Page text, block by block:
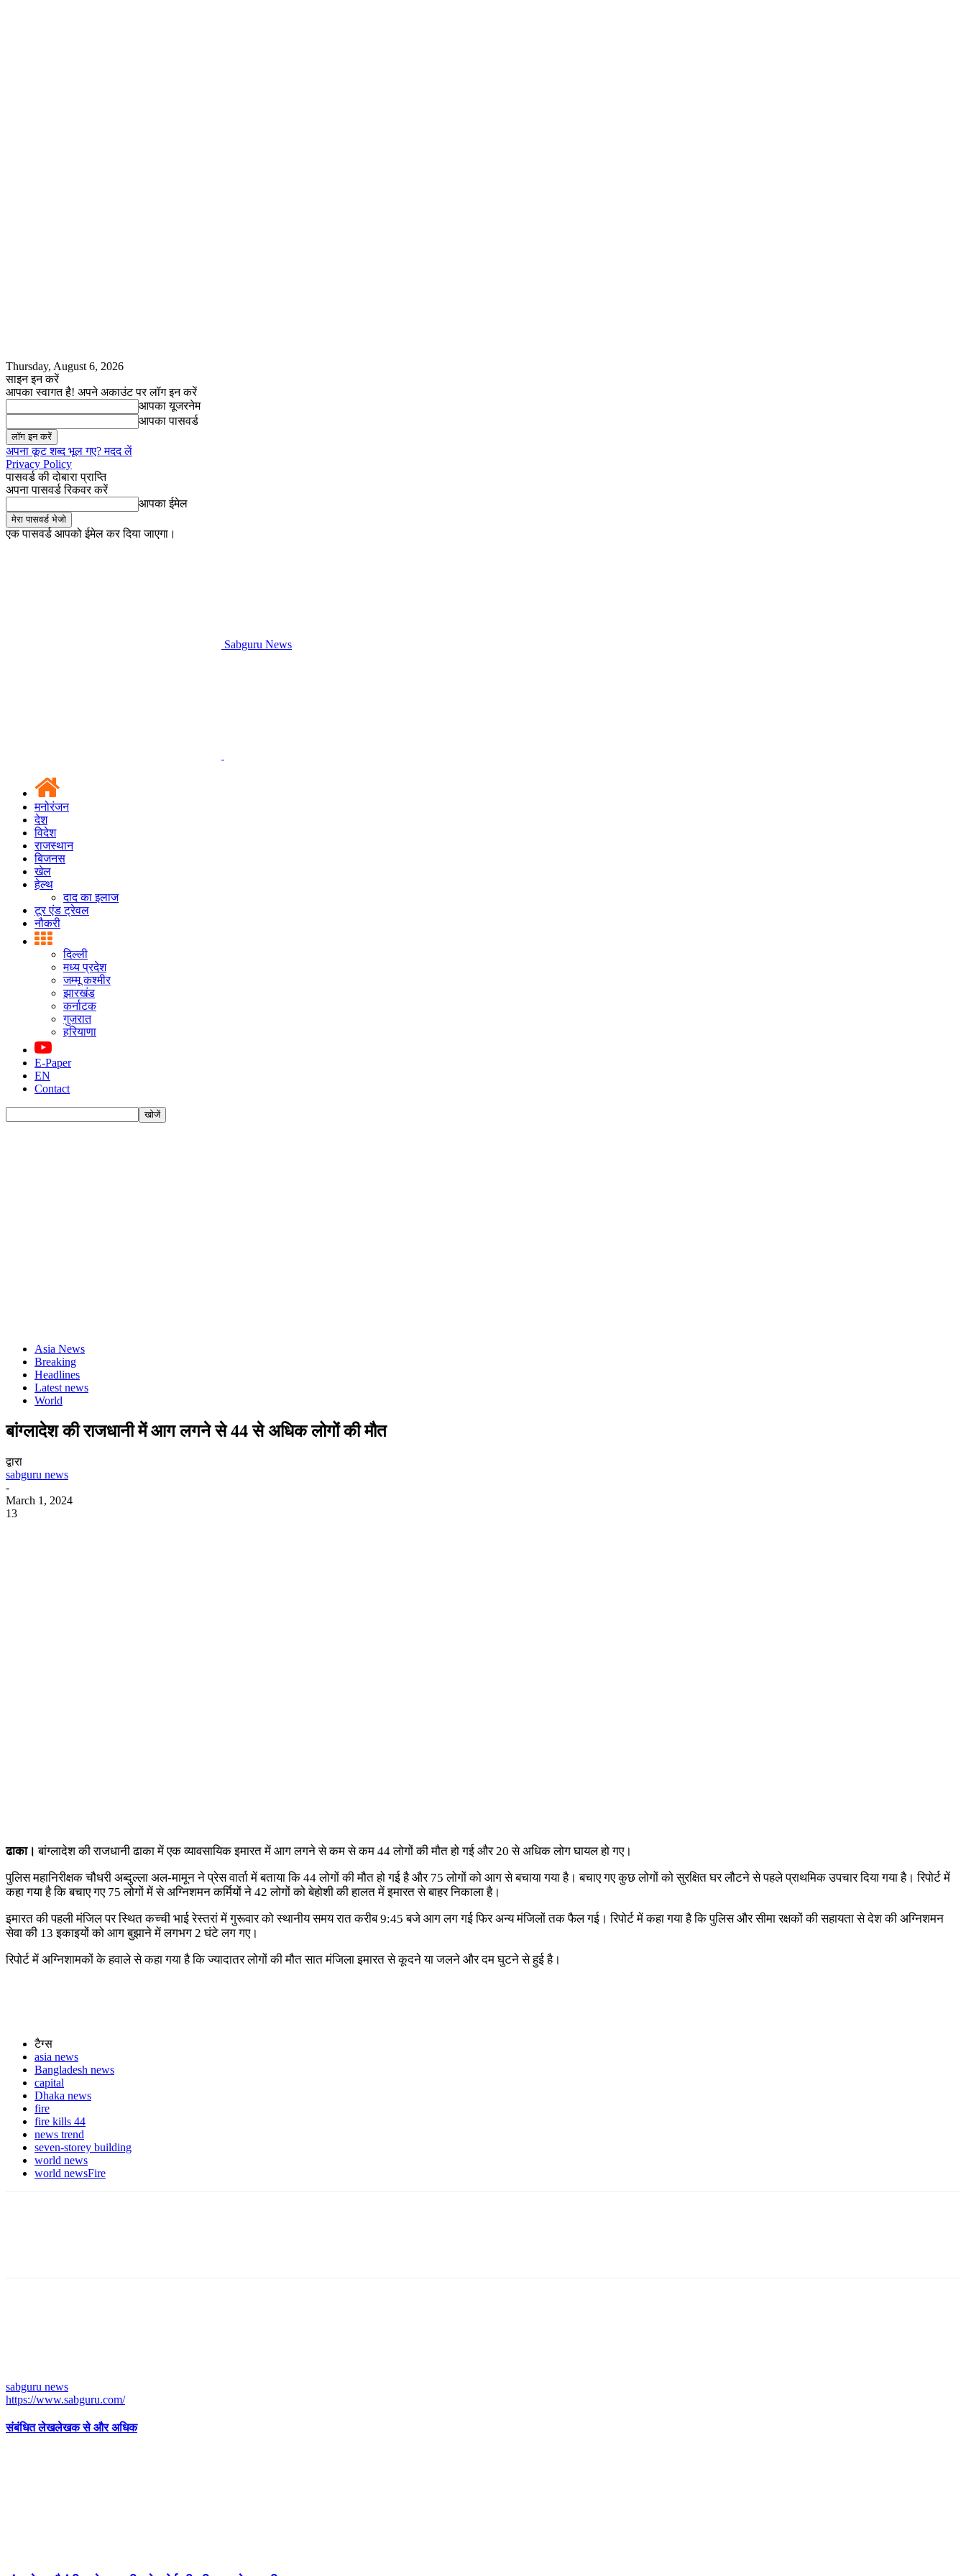
Thursday, August 6, 2026
साइन इन करें
आपका स्वागत है! अपने अकाउंट पर लॉग इन करें
आपका यूजरनेम
आपका पासवर्ड
अपना कूट शब्द भूल गए? मदद लें
Privacy Policy
पासवर्ड की दोबारा प्राप्ति
अपना पासवर्ड रिकवर करें
आपका ईमेल
एक पासवर्ड आपको ईमेल कर दिया जाएगा।
Sabguru News
मनोरंजन
देश
विदेश
राजस्थान
बिजनस
खेल
हेल्थ
दाद का इलाज
टूर एंड ट्रेवल
नौकरी
दिल्ली
मध्य प्रदेश
जम्मू कश्मीर
झारखंड
कर्नाटक
गुजरात
हरियाणा
E-Paper
EN
Contact
Asia News
Breaking
Headlines
Latest news
World
बांग्लादेश की राजधानी में आग लगने से 44 से अधिक लोगों की मौत
द्वारा
sabguru news
-
March 1, 2024
13
ढाका। बांग्लादेश की राजधानी ढाका में एक व्यावसायिक इमारत में आग लगने से कम से कम 44 लोगों की मौत हो गई और 20 से अधिक लोग घायल हो गए।
पुलिस महानिरीक्षक चौधरी अब्दुल्ला अल-मामून ने प्रेस वार्ता में बताया कि 44 लोगों की मौत हो गई है और 75 लोगों को आग से बचाया गया है। बचाए गए कुछ लोगों को सुरक्षित घर लौटने से पहले प्राथमिक उपचार दिया गया है। रिपोर्ट में
कहा गया है कि बचाए गए 75 लोगों में से अग्निशमन कर्मियों ने 42 लोगों को बेहोशी की हालत में इमारत से बाहर निकाला है।
इमारत की पहली मंजिल पर स्थित कच्ची भाई रेस्तरां में गुरूवार को स्थानीय समय रात करीब 9:45 बजे आग लग गई फिर अन्य मंजिलों तक फैल गई। रिपोर्ट में कहा गया है कि पुलिस और सीमा रक्षकों की सहायता से देश की अग्निशमन
सेवा की 13 इकाइयों को आग बुझाने में लगभग 2 घंटे लग गए।
रिपोर्ट में अग्निशामकों के हवाले से कहा गया है कि ज्यादातर लोगों की मौत सात मंजिला इमारत से कूदने या जलने और दम घुटने से हुई है।
टैग्स
asia news
Bangladesh news
capital
Dhaka news
fire
fire kills 44
news trend
seven-storey building
world news
world newsFire
sabguru news
https://www.sabguru.com/
संबंधित लेखलेखक से और अधिक